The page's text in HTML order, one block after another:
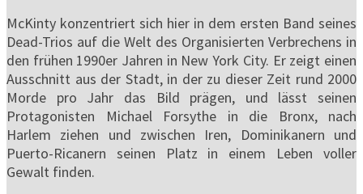
McKinty konzentriert sich hier in dem ersten Band seines
Dead-Trios auf die Welt des Organisierten Verbrechens in
den frühen 1990er Jahren in New York City. Er zeigt einen
Ausschnitt aus der Stadt, in der zu dieser Zeit rund 2000
Morde pro Jahr das Bild prägen, und lässt seinen
Protagonisten Michael Forsythe in die Bronx, nach
Harlem ziehen und zwischen Iren, Dominikanern und
Puerto-Ricanern seinen Platz in einem Leben voller
Gewalt finden.